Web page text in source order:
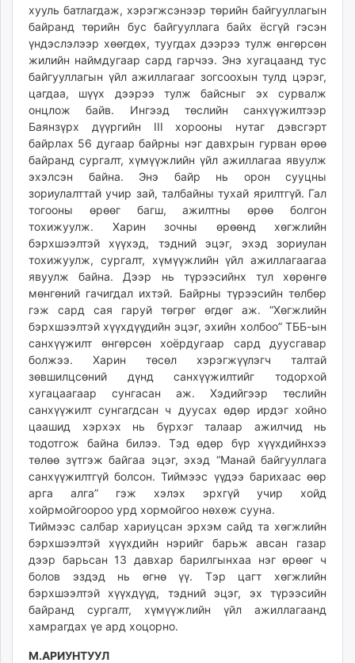
хууль батлагдаж, хэрэгжсэнээр төрийн байгууллагын
байранд төрийн бус байгууллага байх ёсгүй гэсэн
үндэслэлээр хөөгдөх, туугдах дээрээ тулж өнгөрсөн
жилийн наймдугаар сард гарчээ. Энэ хугацаанд тус
байгууллагын үйл ажиллагааг зогсоохын тулд цэрэг,
цагдаа, шүүх дээрээ тулж байсныг эх сурвалж
онцлож байв. Ингээд төслийн санхүүжилтээр
Баянзүрх дүүргийн III хорооны нутаг дэвсгэрт
байрлах 56 дугаар байрны нэг давхрын гурван өрөө
байранд сургалт, хүмүүжлийн үйл ажиллагаа явуулж
эхэлсэн байна. Энэ байр нь орон сууцны
зориулалттай учир зай, талбайны тухай ярилтгүй. Гал
тогооны өрөөг багш, ажилтны өрөө болгон
тохижуулж. Харин зочны өрөөнд хөгжлийн
бэрхшээлтэй хүүхэд, тэдний эцэг, эхэд зориулан
тохижуулж, сургалт, хүмүүжлийн үйл ажиллагаагаа
явуулж байна. Дээр нь түрээсийнх тул хөрөнгө
мөнгөний гачигдал ихтэй. Байрны түрээсийн төлбөр
гэж сард сая гаруй төгрөг өгдөг аж. “Хөгжлийн
бэрхшээлтэй хүүхдүүдийн эцэг, эхийн холбоо” ТББ-ын
санхүүжилт өнгөрсөн хоёрдугаар сард дуусгавар
болжээ. Харин төсөл хэрэгжүүлэгч талтай
зөвшилцсөний дүнд санхүүжилтийг тодорхой
хугацаагаар сунгасан аж. Хэдийгээр төслийн
санхүүжилт сунгагдсан ч дуусах өдөр ирдэг хойно
цаашид хэрхэх нь бүрхэг талаар ажилчид нь
тодотгож байна билээ. Тэд өдөр бүр хүүхдийнхээ
төлөө зүтгэж байгаа эцэг, эхэд “Манай байгууллага
санхүүжилтгүй болсон. Тиймээс үүдээ барихаас өөр
арга алга” гэж хэлэх эрхгүй учир хойд
хойрмойгоороо урд хормойгоо нөхөж сууна.
Тиймээс салбар хариуцсан эрхэм сайд та хөгжлийн
бэрхшээлтэй хүүхдийн нэрийг барьж авсан газар
дээр барьсан 13 давхар барилгынхаа нэг өрөөг ч
болов эздэд нь өгнө үү. Тэр цагт хөгжлийн
бэрхшээлтэй хүүхдүүд, тэдний эцэг, эх түрээсийн
байранд сургалт, хүмүүжлийн үйл ажиллагаанд
хамрагдах үе ард хоцорно.
М.АРИУНТУУЛ